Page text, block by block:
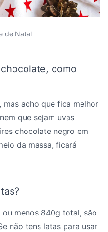
de Natal
como
mas acho que fica melhor
que sejam uvas
chocolate negro em
da massa, ficará
menos 840g total, são
não tens latas para usar